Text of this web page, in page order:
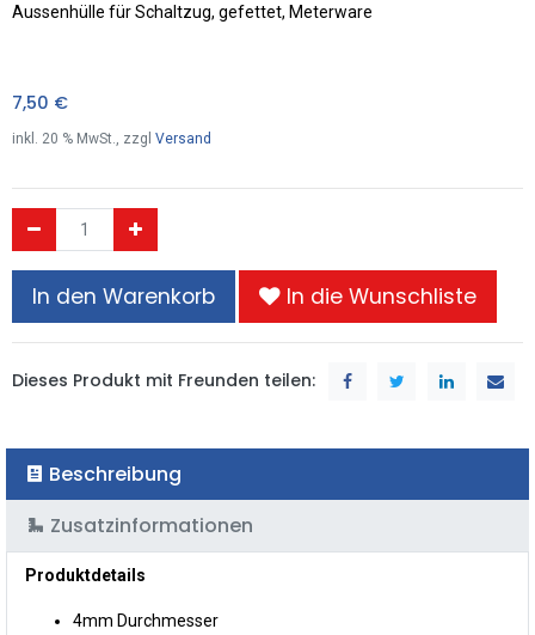
Aussenhülle für Schaltzug, gefettet, Meterware
7,50 €
inkl. 20 % MwSt., zzgl Versand
In den Warenkorb In die Wunschliste
Dieses Produkt mit Freunden teilen:
Beschreibung
Zusatzinformationen
Produktdetails
4mm Durchmesser